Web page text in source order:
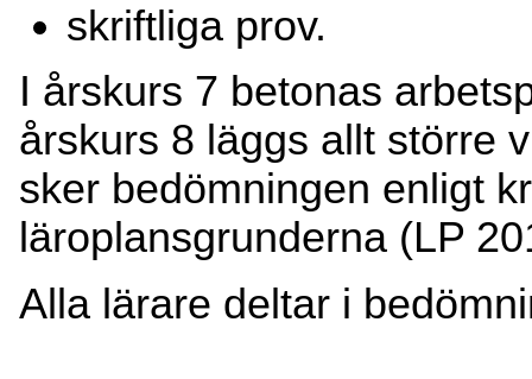
skriftliga prov.
I årskurs 7 betonas
årskurs 8 läggs allt större
sker bedömningen enligt
läroplansgrunderna (LP
Alla lärare deltar i